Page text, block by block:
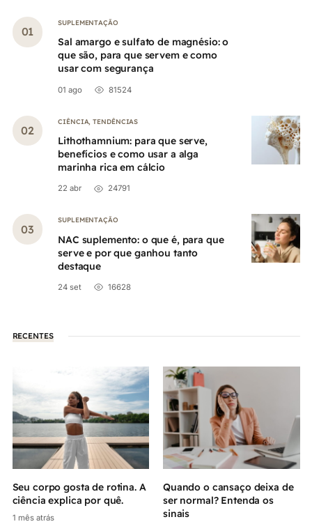
SUPLEMENTAÇÃO
Sal amargo e sulfato de magnésio: o
que são, para que servem e como
usar com segurança
01 ago 81524
CIÊNCIA ,TENDÊNCIAS
Lithothamnium: para que serve,
benefícios e como usar a alga
marinha rica em cálcio
22 abr 24791
SUPLEMENTAÇÃO
NAC suplemento: o que é, para que
serve e por que ganhou tanto
destaque
24 set 16628
RECENTES
Seu corpo gosta de rotina. A
ciência explica por quê.
1 mês atrás
Quando o cansaço deixa de
ser normal? Entenda os
sinais